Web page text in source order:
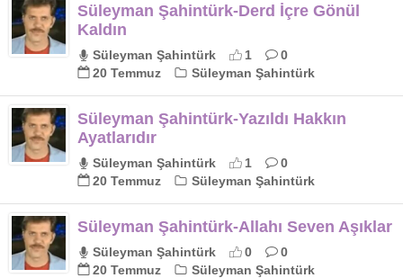
Süleyman Şahintürk-Derd İçre Gönül
Kaldın
Süleyman Şahintürk 1
0
20 Temmuz
Süleyman Şahintürk
Süleyman Şahintürk-Yazıldı Hakkın
Ayatlarıdır
Süleyman Şahintürk 1
0
20 Temmuz
Süleyman Şahintürk
Süleyman Şahintürk-Allahı Seven Aşıklar
Süleyman Şahintürk 0
0
20 Temmuz
Süleyman Şahintürk